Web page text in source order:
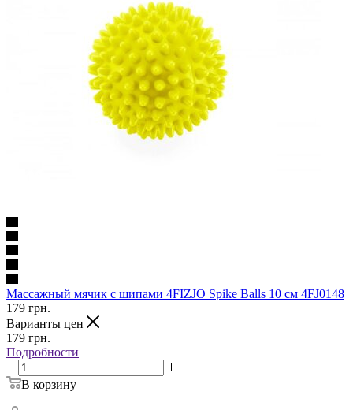
Массажный мячик с шипами 4FIZJO Spike Balls 10 см 4FJ0148
179 грн.
Варианты цен
179 грн.
Подробности
В корзину